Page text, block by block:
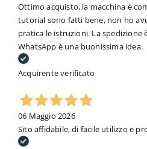
Ottimo acquisto, la macchina è
tutorial sono fatti bene, non ho
pratica le istruzioni. La spedizione
WhatsApp è una buonissima idea.
Acquirente verificato
06 Maggio 2026
Sito affidabile, di facile utilizzo e